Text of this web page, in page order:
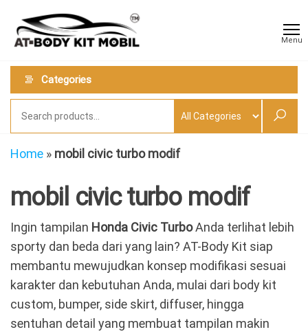
the
content
Kit
Mobil
Menu
Categories
Home » mobil civic turbo modif
mobil civic turbo modif
Ingin tampilan Honda Civic TurboAnda terlihat lebih
sporty dan beda dari yang lain? AT-Body Kit siap
membantu mewujudkan konsep modifikasi sesuai
karakter dan kebutuhan Anda, mulai dari body kit
custom, bumper, side skirt, diffuser, hingga
sentuhan detail yang membuat tampilan makin